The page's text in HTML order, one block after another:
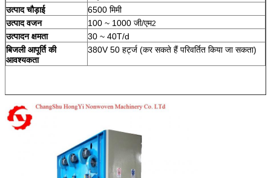
उत्पाद चौड़ाई
6500 मिमी
उत्पाद वजन
100 ~ 1000 जी/एम2
उत्पादन क्षमता
30 ~ 40T/d
बिजली आपूर्ति की
आवश्यकता
380V 50 हर्ट्ज (कर सकते हैं परिवर्तित किया जा सकता)